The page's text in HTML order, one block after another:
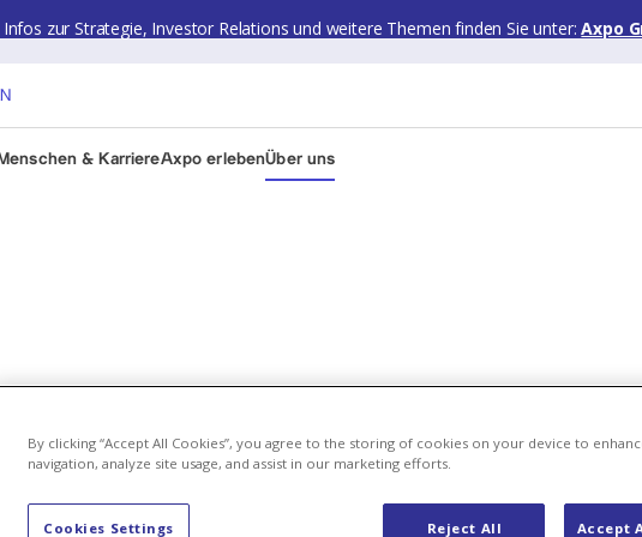
zur Strategie, Investor Relations und weitere Themen finden Sie unter: Axpo
& KarriereAxpo erlebenÜber uns
- Übersicht
By clicking “Accept All Cookies”, you agree to the storing of cookies on your device to
navigation, analyze site usage, and assist in our marketing efforts.
Reject All Accept
Cookies Settings